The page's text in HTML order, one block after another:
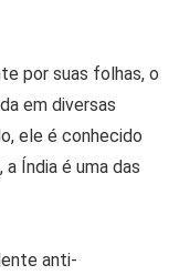
por suas folhas, o
em diversas
ele é conhecido
Índia é uma das
anti-